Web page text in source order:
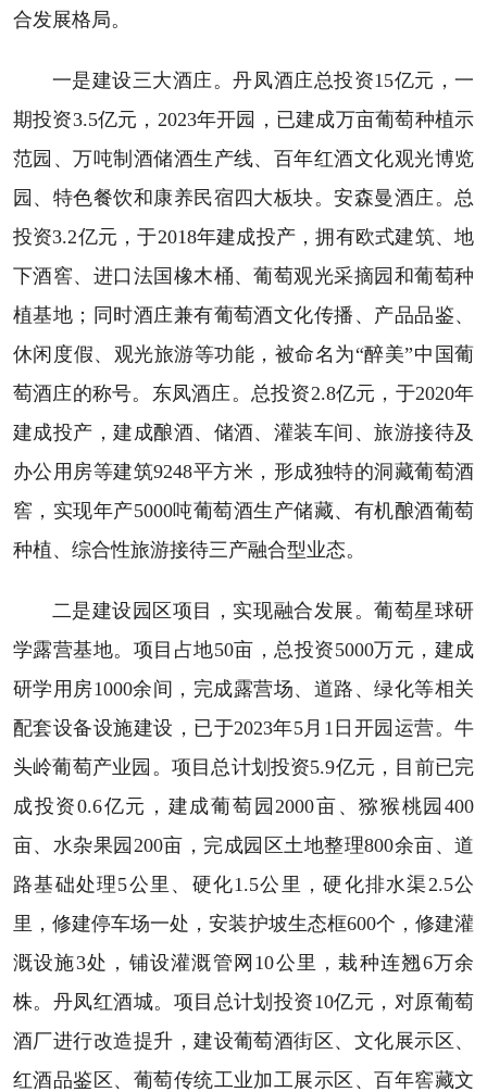
合发展格局。
一是建设三大酒庄。丹凤酒庄总投资15亿元，一
期投资3.5亿元，2023年开园，已建成万亩葡萄种植示
范园、万吨制酒储酒生产线、百年红酒文化观光博览
园、特色餐饮和康养民宿四大板块。安森曼酒庄。总
投资3.2亿元，于2018年建成投产，拥有欧式建筑、地
下酒窖、进口法国橡木桶、葡萄观光采摘园和葡萄种
植基地；同时酒庄兼有葡萄酒文化传播、产品品鉴、
休闲度假、观光旅游等功能，被命名为“醉美”中国葡
萄酒庄的称号。东凤酒庄。总投资2.8亿元，于2020年
建成投产，建成酿酒、储酒、灌装车间、旅游接待及
办公用房等建筑9248平方米，形成独特的洞藏葡萄酒
窖，实现年产5000吨葡萄酒生产储藏、有机酿酒葡萄
种植、综合性旅游接待三产融合型业态。
二是建设园区项目，实现融合发展。葡萄星球研
学露营基地。项目占地50亩，总投资5000万元，建成
研学用房1000余间，完成露营场、道路、绿化等相关
配套设备设施建设，已于2023年5月1日开园运营。牛
头岭葡萄产业园。项目总计划投资5.9亿元，目前已完
成投资0.6亿元，建成葡萄园2000亩、猕猴桃园400
亩、水杂果园200亩，完成园区土地整理800余亩、道
路基础处理5公里、硬化1.5公里，硬化排水渠2.5公
里，修建停车场一处，安装护坡生态框600个，修建灌
溉设施3处，铺设灌溉管网10公里，栽种连翘6万余
株。丹凤红酒城。项目总计划投资10亿元，对原葡萄
酒厂进行改造提升，建设葡萄酒街区、文化展示区、
红酒品鉴区、葡萄传统工业加工展示区、百年窖藏文